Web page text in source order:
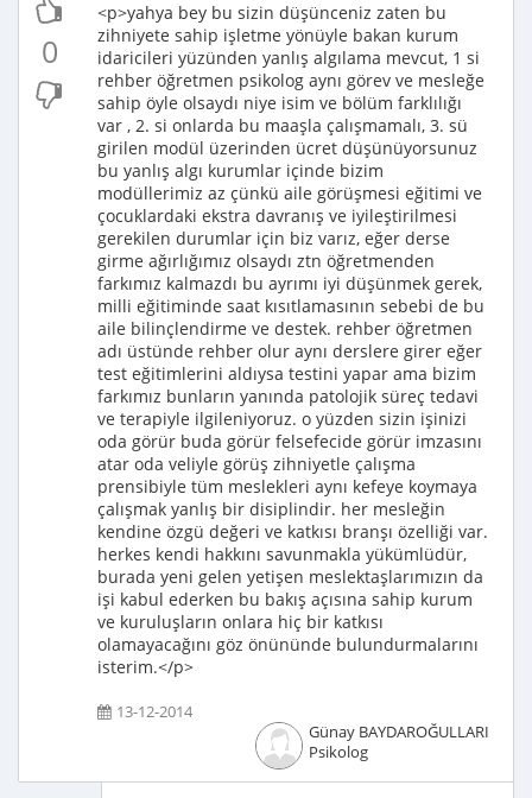
0
<p>yahya bey bu sizin düşünceniz zaten bu
zihniyete sahip işletme yönüyle bakan kurum
idaricileri yüzünden yanlış algılama mevcut, 1 si
rehber öğretmen psikolog aynı görev ve mesleğe
sahip öyle olsaydı niye isim ve bölüm farklılığı
var , 2. si onlarda bu maaşla çalışmamalı, 3. sü
girilen modül üzerinden ücret düşünüyorsunuz
bu yanlış algı kurumlar içinde bizim
modüllerimiz az çünkü aile görüşmesi eğitimi ve
çocuklardaki ekstra davranış ve iyileştirilmesi
gerekilen durumlar için biz varız, eğer derse
girme ağırlığımız olsaydı ztn öğretmenden
farkımız kalmazdı bu ayrımı iyi düşünmek gerek,
milli eğitiminde saat kısıtlamasının sebebi de bu
aile bilinçlendirme ve destek. rehber öğretmen
adı üstünde rehber olur aynı derslere girer eğer
test eğitimlerini aldıysa testini yapar ama bizim
farkımız bunların yanında patolojik süreç tedavi
ve terapiyle ilgileniyoruz. o yüzden sizin işinizi
oda görür buda görür felsefecide görür imzasını
atar oda veliyle görüş zihniyetle çalışma
prensibiyle tüm meslekleri aynı kefeye koymaya
çalışmak yanlış bir disiplindir. her mesleğin
kendine özgü değeri ve katkısı branşı özelliği var.
herkes kendi hakkını savunmakla yükümlüdür,
burada yeni gelen yetişen meslektaşlarımızın da
işi kabul ederken bu bakış açısına sahip kurum
ve kuruluşların onlara hiç bir katkısı
olamayacağını göz önününde bulundurmalarını
isterim.</p>
13-12-2014
Günay BAYDAROĞULLARI
Psikolog